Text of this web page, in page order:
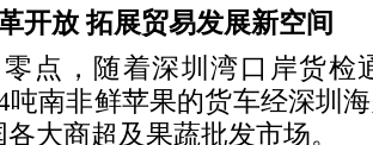
开放 拓展贸易发展新空间
点，随着深圳湾口岸货检
吨南非鲜苹果的货车经深圳
大商超及果蔬批发市场。